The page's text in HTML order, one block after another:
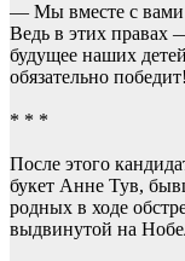
— Мы вместе с вами
Ведь в этих правах
будущее наших
обязательно
* * *
После этого
букет Анне Тув,
родных в ходе
выдвинутой на